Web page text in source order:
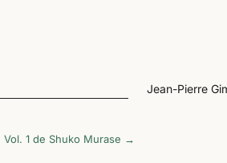
Jean-Pierre
1 de Shuko Murase →